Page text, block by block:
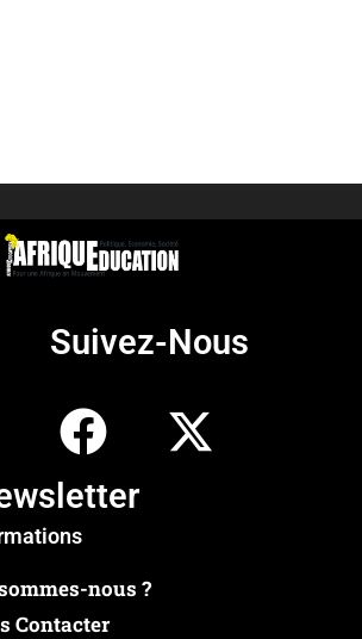
Suivez-Nous
nous ?
Contacter